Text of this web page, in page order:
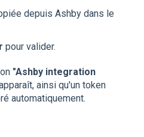
depuis Ashby dans le
pour valider.
"Ashby integration
ainsi qu'un token
automatiquement.